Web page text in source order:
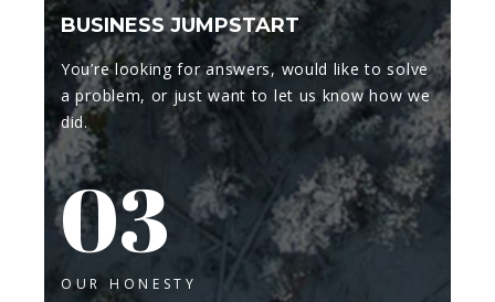
BUSINESS JUMPSTART
You’re looking for answers, would like to solve
a problem, or just want to let us know how we
did.
03
OUR HONESTY